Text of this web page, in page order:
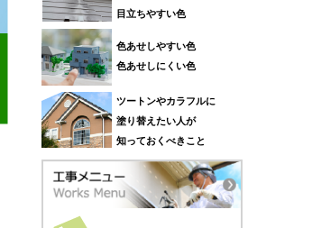
目立ちやすい色
色あせしやすい色
色あせしにくい色
ツートンやカラフルに
塗り替えたい人が
知っておくべきこと